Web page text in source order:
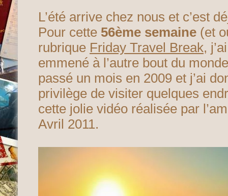
L’été arrive chez nous et c’est
Pour cette 56ème semaine (et
rubrique Friday Travel Break,
emmené à l’autre bout du
passé un mois en 2009 et j’ai
privilège de visiter quelques
cette jolie vidéo réalisée par
Avril 2011.